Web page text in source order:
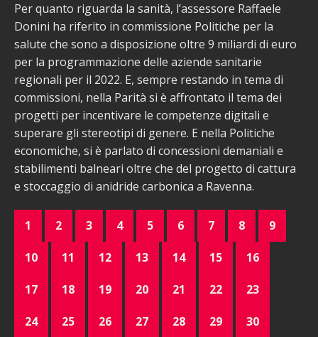
Per quanto riguarda la sanità, l’assessore Raffaele
Donini ha riferito in commissione Politiche per la
salute che sono a disposizione oltre 9 miliardi di euro
per la programmazione delle aziende sanitarie
regionali per il 2022. E, sempre restando in tema di
commissioni, nella Parità si è affrontato il tema dei
progetti per incentivare le competenze digitali e
superare gli stereotipi di genere. E nella Politiche
economiche, si è parlato di concessioni demaniali e
stabilimenti balneari oltre che del progetto di cattura
e stoccaggio di anidride carbonica a Ravenna.
1 2 3 4 5 6 7 8 9
10 11 12 13 14 15 16
17 18 19 20 21 22 23
24 25 26 27 28 29 30